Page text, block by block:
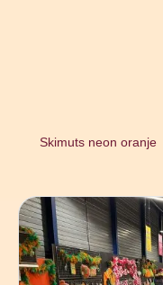
Skimuts neon oranje